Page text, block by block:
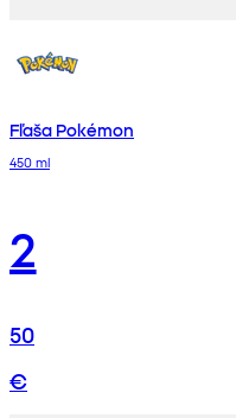
Fľaša Pokémon
450 ml
2
50
€